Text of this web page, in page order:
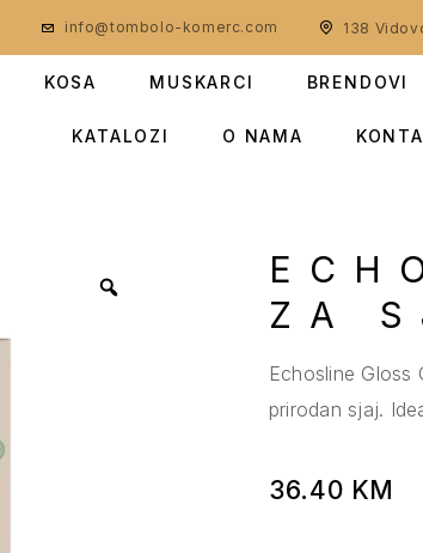
info@tombolo-komerc.com 138
KOSA MUSKARCI BRENDOVI
KATALOZI O NAMA
ZA
Echosline
prirodan sjaj.
36.40 KM